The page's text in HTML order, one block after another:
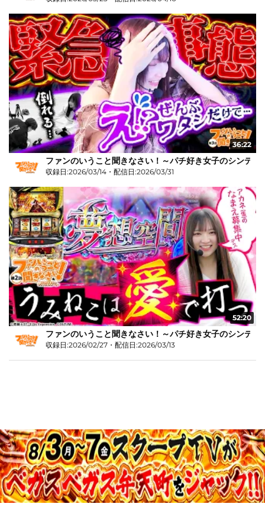
36:22
ファンのいうこと聞きなさい！～パチ好き女子のシンデ
収録日:2026/03/14・配信日:2026/03/31
52:20
ファンのいうこと聞きなさい！～パチ好き女子のシンデ
収録日:2026/02/27・配信日:2026/03/13
JASRAC許諾第9015258001Y45038号
©Media Agency Inc.